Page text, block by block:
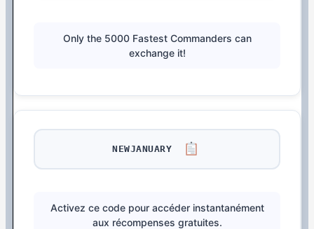
Only the 5000 Fastest Commanders can
exchange it!
NEWJANUARY
Activez ce code pour accéder instantanément
aux récompenses gratuites.